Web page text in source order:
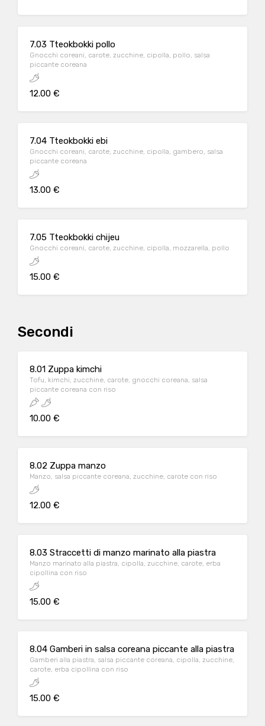
7.03 Tteokbokki pollo
Gnocchi coreani, carote, zucchine, cipolla, pollo, salsa
piccante coreana
12.00 €
7.04 Tteokbokki ebi
Gnocchi coreani, carote, zucchine, cipolla, gambero, salsa
piccante coreana
13.00 €
7.05 Tteokbokki chijeu
Gnocchi coreani, carote, zucchine, cipolla, mozzarella, pollo
15.00 €
Secondi
8.01 Zuppa kimchi
Tofu, kimchi, zucchine, carote, gnocchi coreana, salsa
piccante coreana con riso
10.00 €
8.02 Zuppa manzo
Manzo, salsa piccante coreana, zucchine, carote con riso
12.00 €
8.03 Straccetti di manzo marinato alla piastra
Manzo marinato alla piastra, cipolla, zucchine, carote, erba
cipollina con riso
15.00 €
8.04 Gamberi in salsa coreana piccante alla piastra
Gamberi alla piastra, salsa piccante coreana, cipolla, zucchine,
carote, erba cipollina con riso
15.00 €